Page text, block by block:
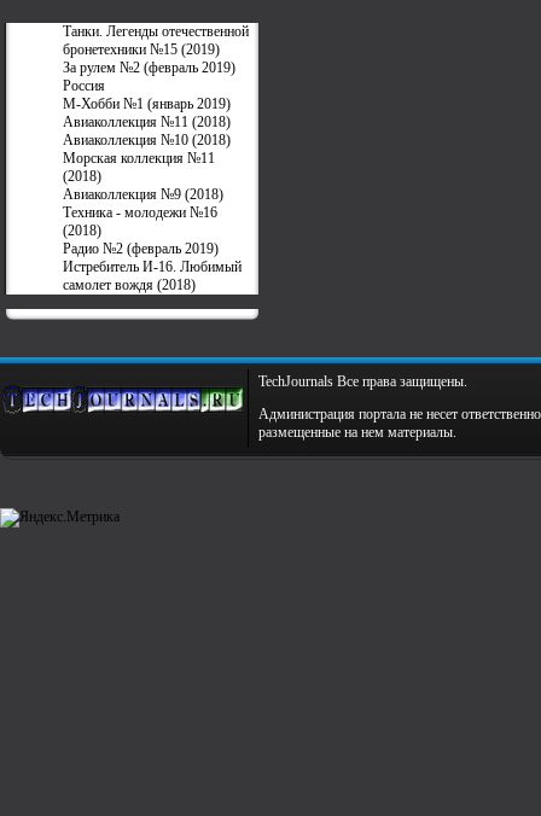
Танки. Легенды отечественной
бронетехники №15 (2019)
За рулем №2 (февраль 2019)
Россия
М-Хобби №1 (январь 2019)
Авиаколлекция №11 (2018)
Авиаколлекция №10 (2018)
Морская коллекция №11
(2018)
Авиаколлекция №9 (2018)
Техника - молодежи №16
(2018)
Радио №2 (февраль 2019)
Истребитель И-16. Любимый
самолет вождя (2018)
TechJournals Все права защищены.
Администрация портала не несет
размещенные на нем материалы.